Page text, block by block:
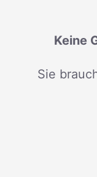
Keine
Sie